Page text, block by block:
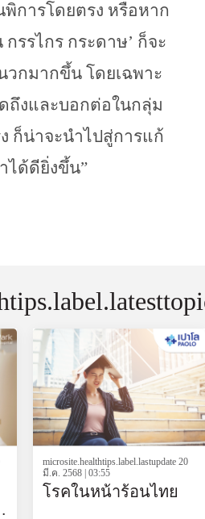
การโดยตรง หรือหาก
รรไกร กระดาษ’ ก็จะ
วกมากขึ้น โดยเฉพาะ
ถึงและบอกต่อในกลุ่ม
ก็น่าจะนำไปสู่การแก้
ได้ดียิ่งขึ้น”
microsite.healthtips.label.lastupdate 20
มี.ค. 2568 | 03:55
โรคในหน้าร้อนไทย